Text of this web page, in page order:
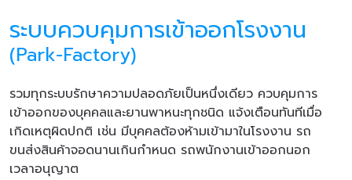
ระบบควบคุมการเข้าออกโรงงาน
(Park-Factory)
รวมทุกระบบรักษาความปลอดภัยเป็นหนึ่งเดียว ควบคุมการ
เข้าออกของบุคคลและยานพาหนะทุกชนิด แจ้งเตือนทันทีเมื่อ
เกิดเหตุผิดปกติ เช่น มีบุคคลต้องห้ามเข้ามาในโรงงาน รถ
ขนส่งสินค้าจอดนานเกินกำหนด รถพนักงานเข้าออกนอก
เวลาอนุญาต